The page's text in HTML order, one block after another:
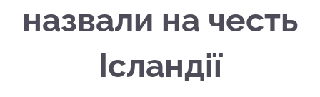
назвали на честь
Ісландії